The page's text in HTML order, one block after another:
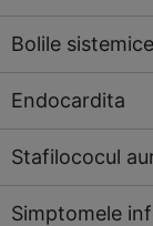
Bolile
Endocardita
Stafilococul
Simptomele